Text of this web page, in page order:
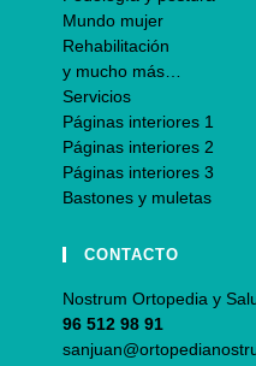
Mundo mujer
Rehabilitación
y mucho más…
Servicios
Páginas interiores 1
Páginas interiores 2
Páginas interiores 3
Bastones y muletas
CONTACTO
Nostrum Ortopedia y
96 512 98 91